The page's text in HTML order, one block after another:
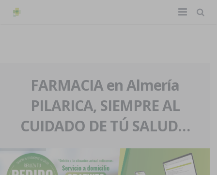
La farmacia
Nuestra historia
Nuestro equipo
Eventos
Servicios y reservas
Pedidos express
Blog
FARMACIA en Almería
PILARICA, SIEMPRE AL
CUIDADO DE TÚ SALUD…